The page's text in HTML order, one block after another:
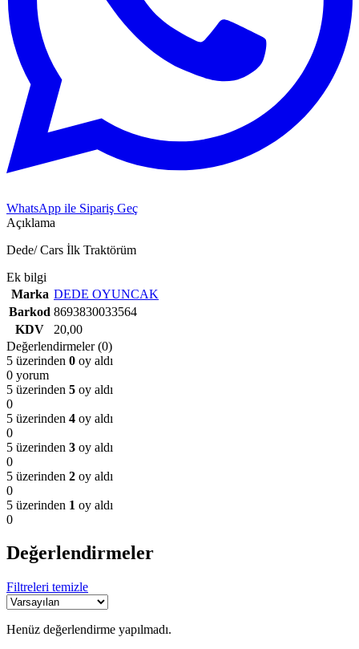
WhatsApp ile Sipariş Geç
Açıklama
Dede/ Cars İlk Traktörüm
Ek bilgi
Marka DEDE OYUNCAK
Barkod 8693830033564
KDV
20,00
Değerlendirmeler (0)
5 üzerinden 0 oy aldı
0 yorum
5 üzerinden 5 oy aldı
0
5 üzerinden 4 oy aldı
0
5 üzerinden 3 oy aldı
0
5 üzerinden 2 oy aldı
0
5 üzerinden 1 oy aldı
0
Değerlendirmeler
Filtreleri temizle
Henüz değerlendirme yapılmadı.